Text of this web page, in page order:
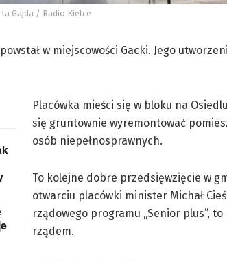
Gajda / Radio Kielce
w miejscowości Gacki. Jego
Placówka mieści się w bloku na
się gruntownie wyremontować
osób niepełnosprawnych.
To kolejne dobre przedsięwzięcie w
otwarciu placówki minister Michał
rządowego programu „Senior plus”,
rządem.